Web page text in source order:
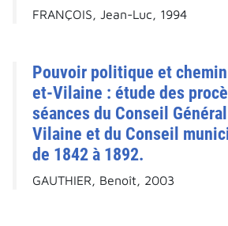
FRANÇOIS, Jean-Luc, 1994
Pouvoir politique et
et-Vilaine : étude des
séances du Conseil
Vilaine et du Conseil
de 1842 à 1892.
GAUTHIER, Benoît, 2003